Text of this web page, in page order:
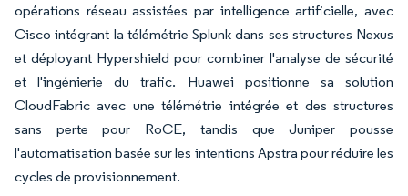
opérations réseau assistées par intelligence artificielle, avec
Cisco intégrant la télémétrie Splunk dans ses structures Nexus
et déployant Hypershield pour combiner l'analyse de sécurité
et l'ingénierie du trafic. Huawei positionne sa solution
CloudFabric avec une télémétrie intégrée et des structures
sans perte pour RoCE, tandis que Juniper pousse
l'automatisation basée sur les intentions Apstra pour réduire les
cycles de provisionnement.